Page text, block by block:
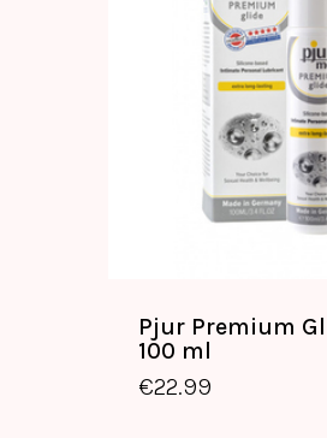
Pjur Premium
100 ml
€22.99